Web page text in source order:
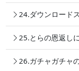
24.ダウンロード
25.とらの恩返し
26.ガチャガチャ